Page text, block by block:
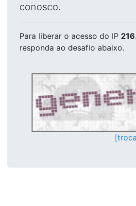
conosco.
Para liberar o acesso do IP
responda ao desafio abaixo.